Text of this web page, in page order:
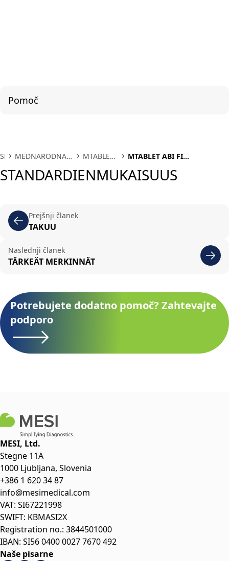
Pomoč
SL
MEDNARODNA
MTABLET
MTABLET ABI FI
STANDARDIENMUKAISUUS
Prejšnji članek
TAKUU
Naslednji članek
TÄRKEÄT MERKINNÄT
Potrebujete dodatno pomoč? Zahtevajte
podporo
MESI, Ltd.
Stegne 11A
1000 Ljubljana, Slovenia
+386 1 620 34 87
info@mesimedical.com
VAT: SI67221998
SWIFT: KBMASI2X
Registration no.: 3844501000
IBAN: SI56 0400 0027 7670 492
Naše pisarne